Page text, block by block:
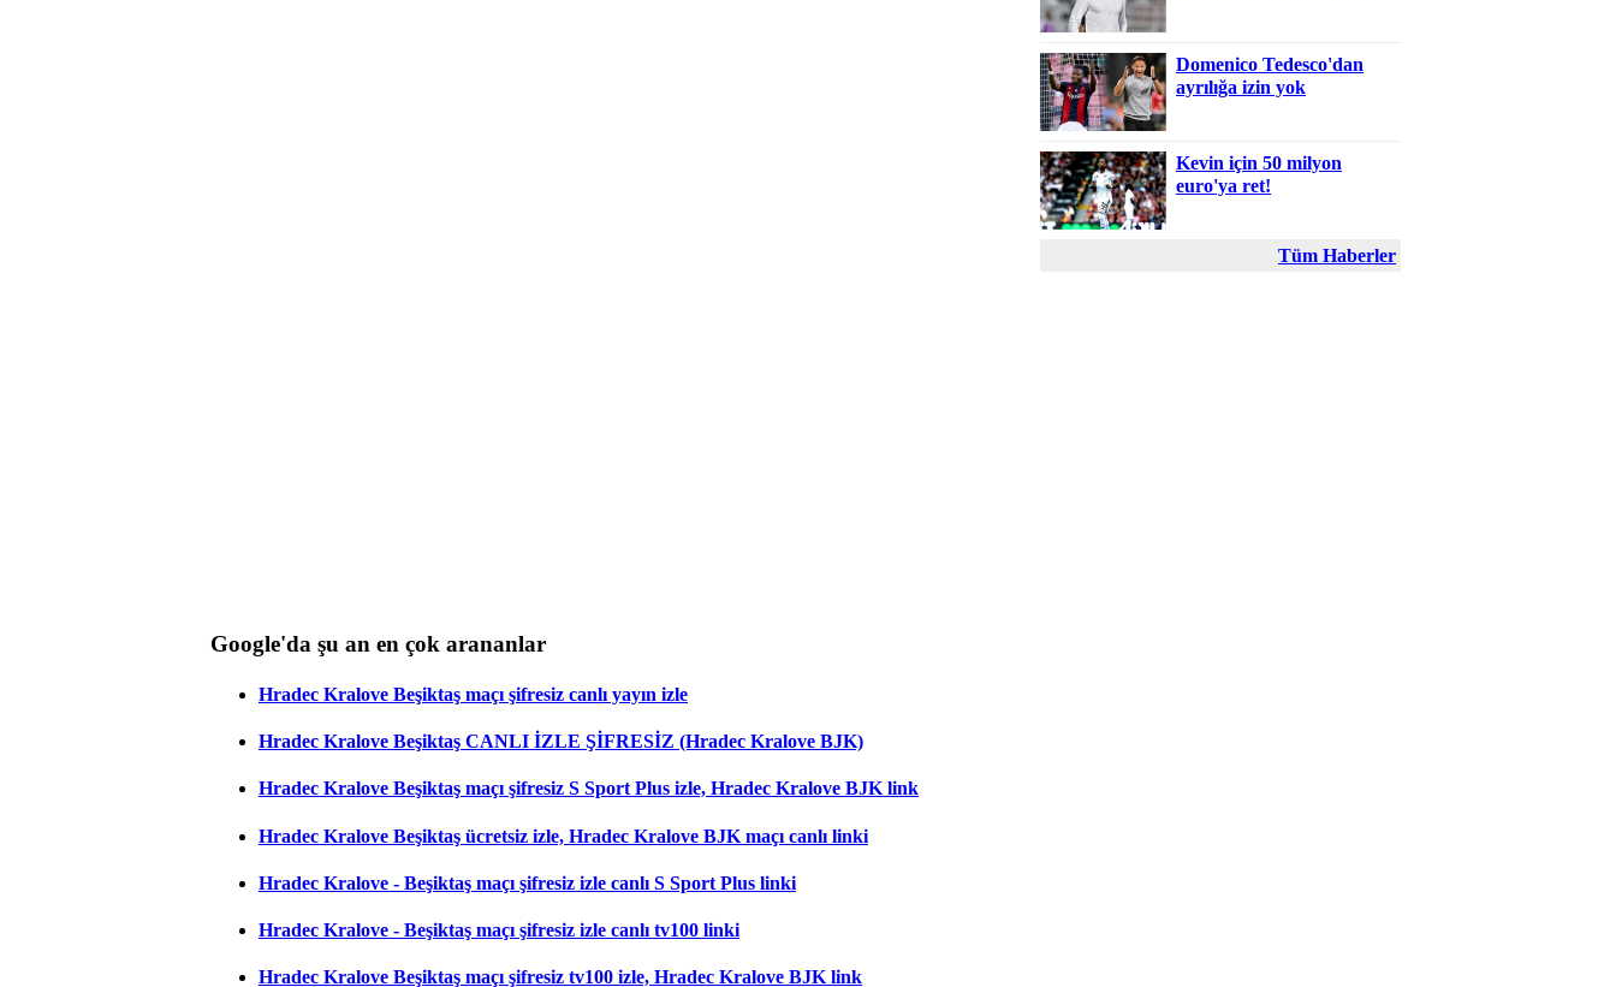
Domenico Tedesco'dan
ayrılığa izin yok
Kevin için 50 milyon
euro'ya ret!
Tüm Haberler
Google'da şu an en çok arananlar
Hradec Kralove Beşiktaş maçı şifresiz canlı yayın izle
Hradec Kralove Beşiktaş CANLI İZLE ŞİFRESİZ (Hradec Kralove BJK)
Hradec Kralove Beşiktaş maçı şifresiz S Sport Plus izle, Hradec Kralove BJK link
Hradec Kralove Beşiktaş ücretsiz izle, Hradec Kralove BJK maçı canlı linki
Hradec Kralove - Beşiktaş maçı şifresiz izle canlı S Sport Plus linki
Hradec Kralove - Beşiktaş maçı şifresiz izle canlı tv100 linki
Hradec Kralove Beşiktaş maçı şifresiz tv100 izle, Hradec Kralove BJK link